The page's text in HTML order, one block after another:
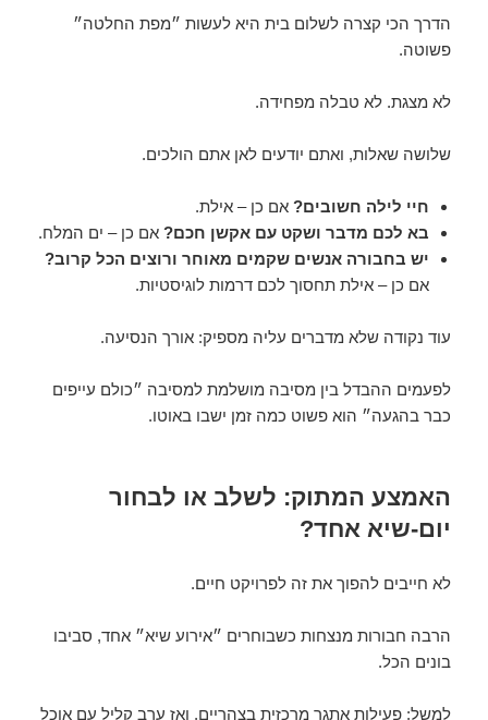
הדרך הכי קצרה לשלום בית היא לעשות ״מפת החלטה״
פשוטה.
לא מצגת. לא טבלה מפחידה.
שלושה שאלות, ואתם יודעים לאן אתם הולכים.
חיי לילה חשובים? אם כן – אילת.
בא לכם מדבר ושקט עם אקשן חכם? אם כן – ים המלח.
יש בחבורה אנשים שקמים מאוחר ורוצים הכל קרוב?
אם כן – אילת תחסוך לכם דרמות לוגיסטיות.
עוד נקודה שלא מדברים עליה מספיק: אורך הנסיעה.
לפעמים ההבדל בין מסיבה מושלמת למסיבה ״כולם עייפים
כבר בהגעה״ הוא פשוט כמה זמן ישבו באוטו.
האמצע המתוק: לשלב או לבחור
יום-שיא אחד?
לא חייבים להפוך את זה לפרויקט חיים.
הרבה חבורות מנצחות כשבוחרים ״אירוע שיא״ אחד, סביבו
בונים הכל.
למשל: פעילות אתגר מרכזית בצהריים, ואז ערב קליל עם אוכל